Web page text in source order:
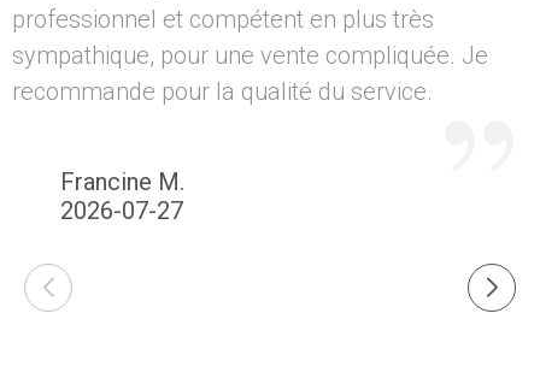
Francine M.
2026-07-27
professionnel et compétent en plus très
sympathique, pour une vente compliquée. Je
recommande pour la qualité du service.